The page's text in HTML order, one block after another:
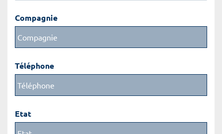
Compagnie
Téléphone
Etat